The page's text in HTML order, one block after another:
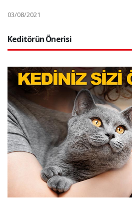
03/08/2021
Keditörün Önerisi